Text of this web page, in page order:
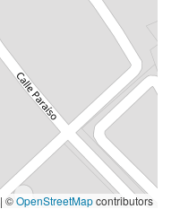
| ©OpenStreetMapcontributors